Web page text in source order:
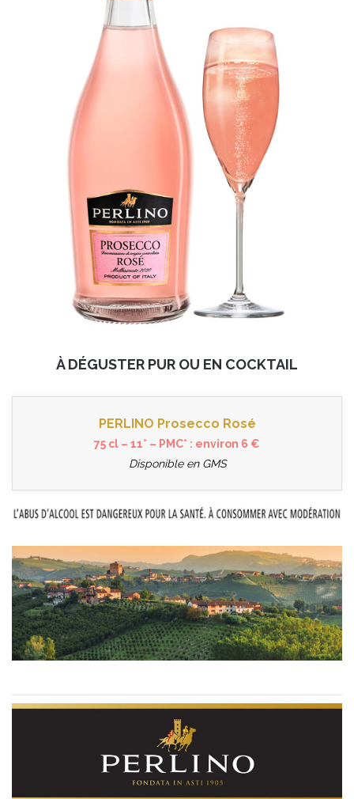
À DÉGUSTER PUR OU EN COCKTAIL
PERLINO Prosecco Rosé
75 cl – 11° – PMC* : environ 6 €
Disponible en GMS